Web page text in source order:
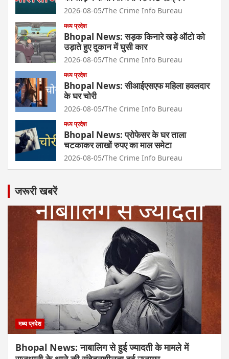
2026-08-05 The Crime Info Bureau
मध्य प्रदेश
Bhopal News: सड़क किनारे खड़े ऑटो को
उड़ाते हुए दुकान में घुसी कार
2026-08-05 The Crime Info Bureau
मध्य प्रदेश
Bhopal News: सीआईएसएफ महिला हवलदार
के घर चोरी
2026-08-05 The Crime Info Bureau
मध्य प्रदेश
Bhopal News: प्रोफेसर के घर ताला
चटकाकर लाखों रुपए का माल समेटा
2026-08-05 The Crime Info Bureau
जरूरी खबरें
मध्य प्रदेश
Bhopal News: नाबालिग से हुई ज्यादती के मामले में